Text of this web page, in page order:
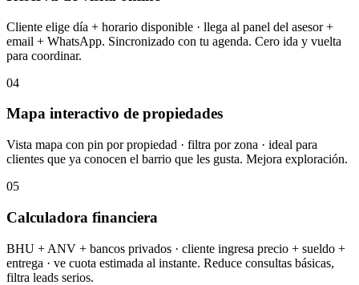
Cliente elige día + horario disponible · llega al panel del asesor +
email + WhatsApp. Sincronizado con tu agenda. Cero ida y vuelta
para coordinar.
04
Mapa interactivo de propiedades
Vista mapa con pin por propiedad · filtra por zona · ideal para
clientes que ya conocen el barrio que les gusta. Mejora exploración.
05
Calculadora financiera
BHU + ANV + bancos privados · cliente ingresa precio + sueldo +
entrega · ve cuota estimada al instante. Reduce consultas básicas,
filtra leads serios.